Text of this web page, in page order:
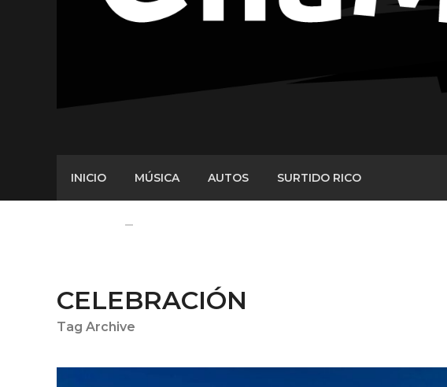
INICIO MÚSICA AUTOS SURTIDO RICO
CELEBRACIÓN
Tag Archive